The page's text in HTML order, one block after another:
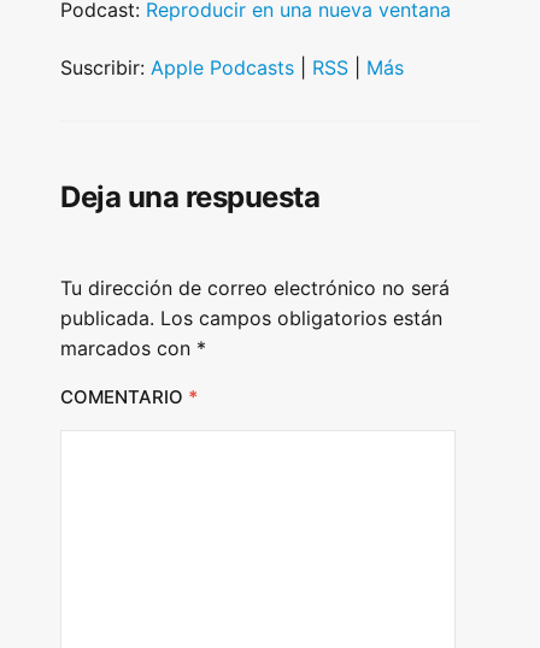
i
a
r
Podcast: Reproducir en una nueva ventana
Suscribir: Apple Podcasts RSS Más
Deja una respuesta
Tu dirección de correo electrónico no será
publicada. Los campos obligatorios están
marcados con *
COMENTARIO *